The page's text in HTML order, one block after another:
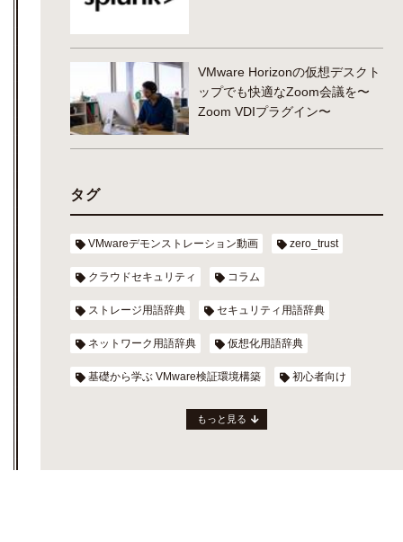
VMware Horizonの仮想デスクト
ップでも快適なZoom会議を〜
Zoom VDIプラグイン〜
タグ
VMwareデモンストレーション動画 zero_trust
クラウドセキュリティ コラム
ストレージ用語辞典 セキュリティ用語辞典
ネットワーク用語辞典 仮想化用語辞典
基礎から学ぶ VMware検証環境構築 初心者向け
もっと見る